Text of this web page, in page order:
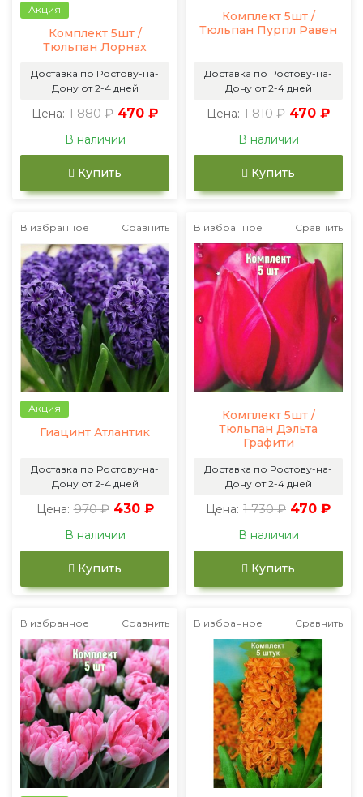
Акция
Комплект 5шт /
Тюльпан Лорнах
Доставка по Ростову-на-
Дону от 2-4 дней
Цена: 1 880 ₽ 470 ₽
В наличии
Купить
Комплект 5шт /
Тюльпан Пурпл Равен
Доставка по Ростову-на-
Дону от 2-4 дней
Цена: 1 810 ₽ 470 ₽
В наличии
Купить
В избранное Сравнить
Акция
Гиацинт Атлантик
Доставка по Ростову-на-
Дону от 2-4 дней
Цена: 970 ₽ 430 ₽
В наличии
Купить
В избранное Сравнить
Комплект 5шт /
Тюльпан Дэльта
Графити
Доставка по Ростову-на-
Дону от 2-4 дней
Цена: 1 730 ₽ 470 ₽
В наличии
Купить
В избранное Сравнить В избранное Сравнить